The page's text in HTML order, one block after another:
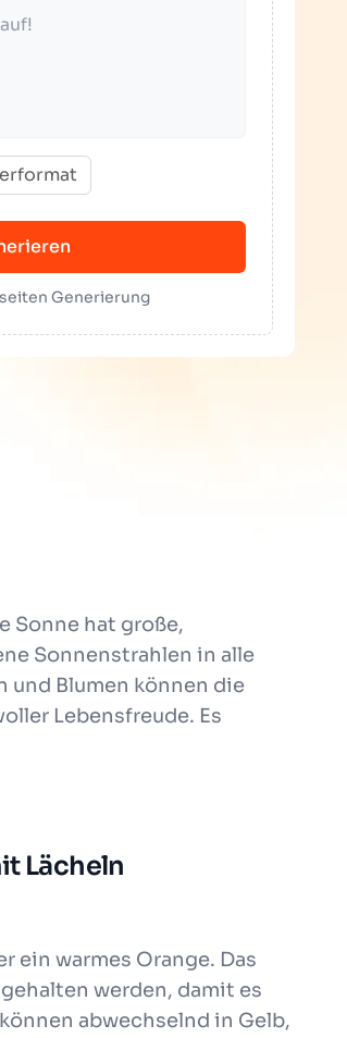
Generierung
Sonne hat große,
Sonnenstrahlen in alle
und Blumen können die
Lebensfreude. Es
Lächeln
ein warmes Orange. Das
werden, damit es
abwechselnd in Gelb,